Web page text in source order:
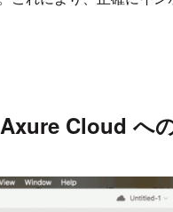
Cloud へ